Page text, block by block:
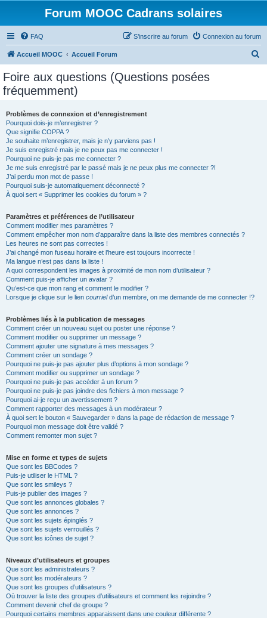
Forum MOOC Cadrans solaires
FAQ Connexion au forum
S’inscrire au forum
Accueil MOOC Accueil Forum
Foire aux questions (Questions posées
fréquemment)
Problèmes de connexion et d’enregistrement
Pourquoi dois-je m’enregistrer ?
Que signifie COPPA ?
Je souhaite m’enregistrer, mais je n’y parviens pas !
Je suis enregistré mais je ne peux pas me connecter !
Pourquoi ne puis-je pas me connecter ?
Je me suis enregistré par le passé mais je ne peux plus me connecter ?!
J’ai perdu mon mot de passe !
Pourquoi suis-je automatiquement déconnecté ?
À quoi sert « Supprimer les cookies du forum » ?
Paramètres et préférences de l’utilisateur
Comment modifier mes paramètres ?
Comment empêcher mon nom d’apparaître dans la liste des membres connectés ?
Les heures ne sont pas correctes !
J’ai changé mon fuseau horaire et l’heure est toujours incorrecte !
Ma langue n’est pas dans la liste !
A quoi correspondent les images à proximité de mon nom d’utilisateur ?
Comment puis-je afficher un avatar ?
Qu’est-ce que mon rang et comment le modifier ?
Lorsque je clique sur le lien courrield’un membre, on me demande de me connecter !?
Problèmes liés à la publication de messages
Comment créer un nouveau sujet ou poster une réponse ?
Comment modifier ou supprimer un message ?
Comment ajouter une signature à mes messages ?
Comment créer un sondage ?
Pourquoi ne puis-je pas ajouter plus d’options à mon sondage ?
Comment modifier ou supprimer un sondage ?
Pourquoi ne puis-je pas accéder à un forum ?
Pourquoi ne puis-je pas joindre des fichiers à mon message ?
Pourquoi ai-je reçu un avertissement ?
Comment rapporter des messages à un modérateur ?
À quoi sert le bouton « Sauvegarder » dans la page de rédaction de message ?
Pourquoi mon message doit être validé ?
Comment remonter mon sujet ?
Mise en forme et types de sujets
Que sont les BBCodes ?
Puis-je utiliser le HTML ?
Que sont les smileys ?
Puis-je publier des images ?
Que sont les annonces globales ?
Que sont les annonces ?
Que sont les sujets épinglés ?
Que sont les sujets verrouillés ?
Que sont les icônes de sujet ?
Niveaux d’utilisateurs et groupes
Que sont les administrateurs ?
Que sont les modérateurs ?
Que sont les groupes d’utilisateurs ?
Où trouver la liste des groupes d’utilisateurs et comment les rejoindre ?
Comment devenir chef de groupe ?
Pourquoi certains membres apparaissent dans une couleur différente ?